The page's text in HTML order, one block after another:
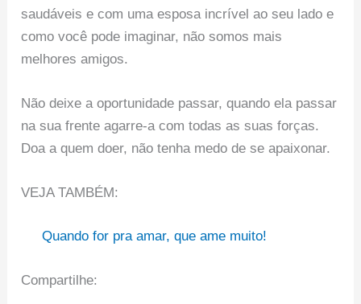
saudáveis e com uma esposa incrível ao seu lado e
como você pode imaginar, não somos mais
melhores amigos.
Não deixe a oportunidade passar, quando ela passar
na sua frente agarre-a com todas as suas forças.
Doa a quem doer, não tenha medo de se apaixonar.
VEJA TAMBÉM:
Quando for pra amar, que ame muito!
Compartilhe: